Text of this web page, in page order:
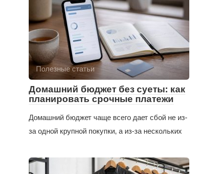
Полезные статьи
Домашний бюджет без суеты: как
планировать срочные платежи
Домашний бюджет чаще всего дает сбой не из-
за одной крупной покупки, а из-за нескольких